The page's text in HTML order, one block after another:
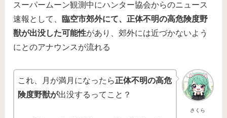
スーパームーン観測中にハンター協会からのニュース
速報として、
臨空市郊外にて、正体不明の高危険度野
獣が出没した可能性があり、郊外には近づかないよう
にとのアナウンスが流れる
さくら
これ、月が満月になったら正体不明の高危
険度野獣が出没するってこと？